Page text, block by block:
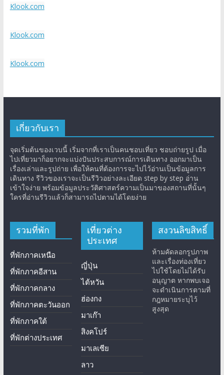
Klook.com
Klook.com
Klook.com
เกี่ยวกับเรา
จุดเริ่มต้นของเวบนี้ เริ่มจากที่เราเป็นคนชอบเที่ยว ชอบถ่ายรูป เมื่อ
ไปเที่ยวมาก็อยากจะแบ่งปันประสบการณ์การเดินทาง ออกมาเป็น
เรื่องเล่าและรูปถ่าย เพื่อให้คนที่ต้องการจะไปไว้อ่านเป็นข้อมูลการ
เดินทาง รีวิวของเราจะเป็นรีวิวอย่างละเอียด step by step อ่าน
เข้าใจง่าย พร้อมข้อมูลประวัติศาสตร์ความเป็นมาของสถานที่นั้นๆ
ใครที่อ่านรีวิวแล้วก็สามารถไปตามได้โดยง่าย
รวมที่พัก
ที่พักภาคเหนือ
ที่พักภาคอีสาน
ที่พักภาคกลาง
ที่พักภาคตะวันออก
ที่พักภาคใต้
ที่พักต่างประเทศ
เที่ยวต่าง
ประเทศ
ญี่ปุ่น
ไต้หวัน
ฮ่องกง
มาเก๊า
สิงคโปร์
มาเลเซีย
ลาว
สงวนลิขสิทธิ์
ห้ามคัดลอกรูปภาพ
และเรื่องท่องเที่ยว
ไปใช้โดยไม่ได้รับ
อนุญาต หากพบเจอ
จะดำเนินการตามที่
กฎหมายระบุไว้
สูงสุด